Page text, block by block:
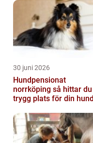
30 juni 2026
Hundpensionat
norrköping så hittar du en
trygg plats för din hund